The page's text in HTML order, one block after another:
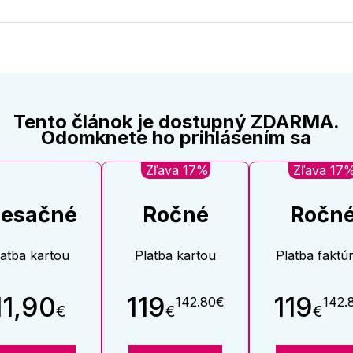
Twitter
Tento článok je dostupný ZDARMA.
Odomknete ho prihlásením sa
kartou
€
Zľava 17%
Ročné
Platba kartou
119€142.80€
Zľava
Platba
119€